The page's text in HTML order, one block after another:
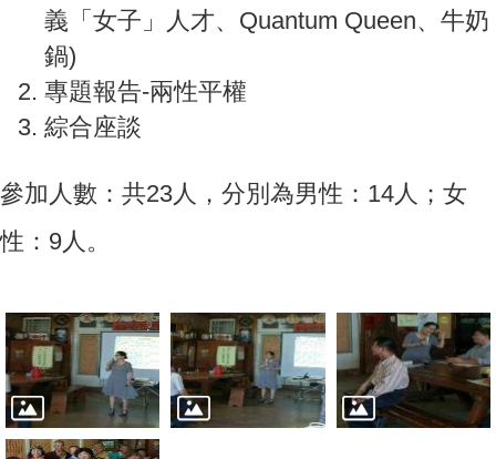
義「女子」人才、Quantum Queen、牛奶
鍋)
專題報告-兩性平權
綜合座談
參加人數：共23人，分別為男性：14人；女
性：9人。